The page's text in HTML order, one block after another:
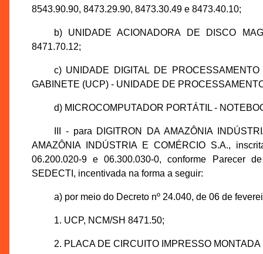
8543.90.90, 8473.29.90, 8473.30.49 e 8473.40.10;
b) UNIDADE ACIONADORA DE DISCO
8471.70.12;
c) UNIDADE DIGITAL DE
GABINETE (UCP) - UNIDADE DE
d) MICROCOMPUTADOR PORTÁTIL -
III - para DIGITRON DA AMAZÔNIA
AMAZÔNIA INDÚSTRIA E COMÉRCIO S.A.,
06.200.020-9 e 06.300.030-0, conforme Parecer
SEDECTI, incentivada na forma a seguir:
a) por meio do Decreto nº 24.040, de 06 de
1. UCP, NCM/SH 8471.50;
2. PLACA DE CIRCUITO IMPRESSO